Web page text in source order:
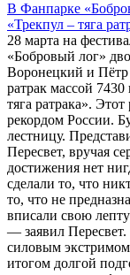
В Фанпарке
«Трекпул – тяга
28 марта на
«Бобровый лог»
Воронецкий и
ратрак массой
тяга ратрака».
рекордом России.
лестницу.
Пересвет, вручая
достижения нет
сделали то, что
то, что не
вписали свою
— заявил
силовым экстримом
итогом долгой